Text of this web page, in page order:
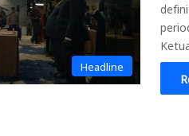
Headline